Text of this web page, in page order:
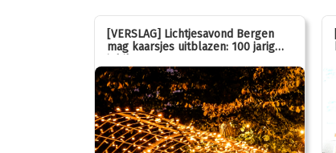
[VERSLAG] Lichtjesavond Bergen
mag kaarsjes uitblazen: 100 jarig